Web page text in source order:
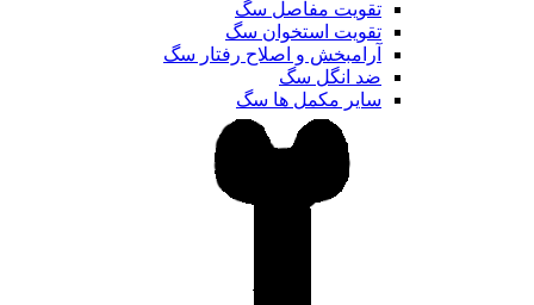
تقویت مفاصل سگ
تقویت استخوان سگ
آرامبخش و اصلاح رفتار سگ
ضد انگل سگ
سایر مکمل ها سگ